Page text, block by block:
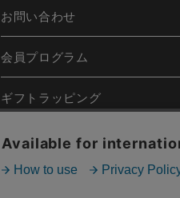
お問い合わせ
会員プログラム
ギフトラッピング
日本語 English